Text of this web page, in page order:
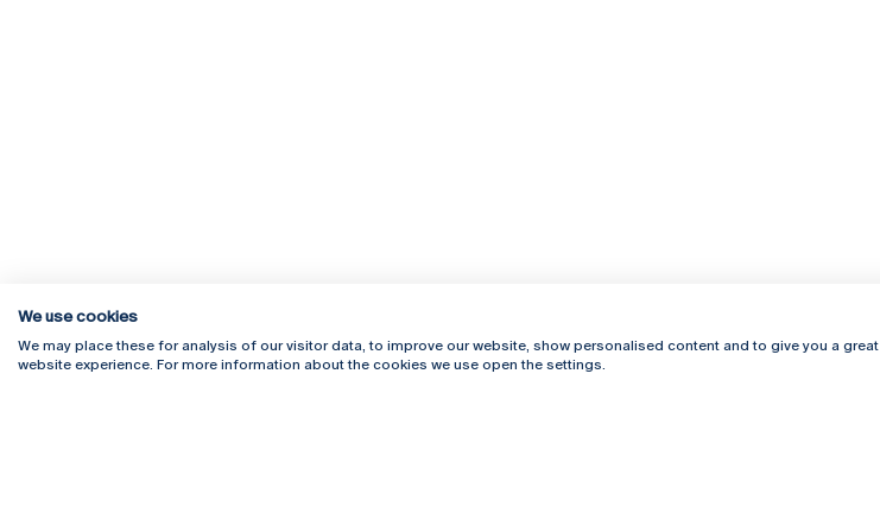
Rua Diogo Botelho 1327
Campus Online
We use cookies
We may place these for analysis of our visitor data, to improve our website, show personalised content and to give you a great
website experience. For more information about the cookies we use open the settings.